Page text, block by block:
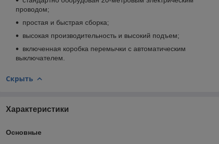
проводом;
простая и быстрая сборка;
высокая производительность и высокий подъем;
включенная коробка перемычки с автоматическим
выключателем.
Скрыть
Характеристики
Основные